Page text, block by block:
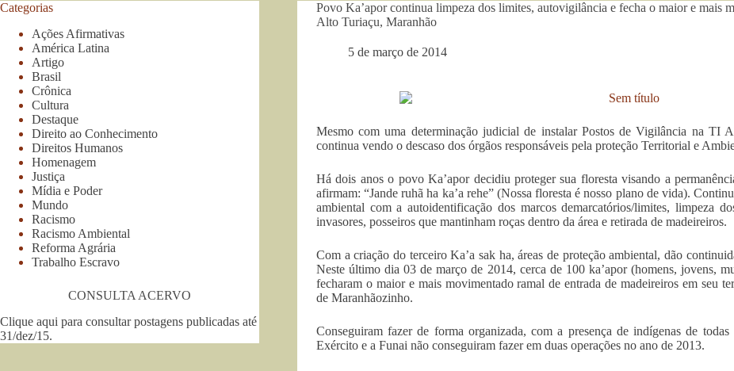
Povo Ka’apor continua limpeza dos limites, autovigilância e fecha o maior e mais
Alto Turiaçu, Maranhão
5 de março de 2014
Mesmo com uma determinação judicial de instalar Postos de Vigilância na TI
continua vendo o descaso dos órgãos responsáveis pela proteção Territorial e
Há dois anos o povo Ka’apor decidiu proteger sua floresta visando a
afirmam: “Jande ruhã ha ka’a rehe” (Nossa floresta é nosso plano de vida).
ambiental com a autoidentificação dos marcos demarcatórios/limites, limpeza
invasores, posseiros que mantinham roças dentro da área e retirada de madeireiros.
Com a criação do terceiro Ka’a sak ha, áreas de proteção ambiental, dão
Neste último dia 03 de março de 2014, cerca de 100 ka’apor (homens, jovens,
fecharam o maior e mais movimentado ramal de entrada de madeireiros em seu
de Maranhãozinho.
Conseguiram fazer de forma organizada, com a presença de indígenas de
Exército e a Funai não conseguiram fazer em duas operações no ano de 2013.
Categorias
Ações Afirmativas
América Latina
Artigo
Brasil
Crônica
Cultura
Destaque
Direito ao Conhecimento
Direitos Humanos
Homenagem
Justiça
Mídia e Poder
Mundo
Racismo
Racismo Ambiental
Reforma Agrária
Trabalho Escravo
CONSULTA ACERVO
Clique aqui para consultar postagens publicadas até
31/dez/15.